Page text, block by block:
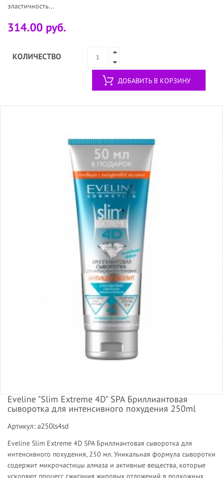
эластичность...
314.00 руб.
КОЛИЧЕСТВО
ДОБАВИТЬ В КОРЗИНУ
Eveline "Slim Extreme 4D" SPA Бриллиантовая
сыворотка для интенсивного похудения 250ml
Артикул: a250ls4sd
Eveline Slim Extreme 4D SPA Бриллиантовая сыворотка для
интенсивного похудения, 250 мл. Уникальная формула сыворотки
содержит микрочастицы алмаза и активные вещества, которые
ускоряют процесс сжигания жировых отложений в подкожных